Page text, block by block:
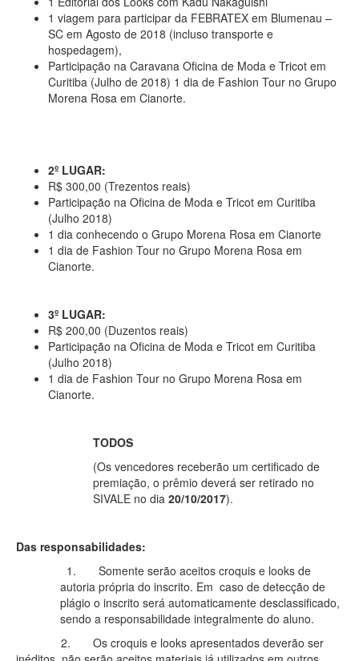
1 viagem para participar da FEBRATEX em Blumenau –
SC em Agosto de 2018 (incluso transporte e
hospedagem),
Participação na Caravana Oficina de Moda e Tricot em
Curitiba (Julho de 2018) 1 dia de Fashion Tour no Grupo
Morena Rosa em Cianorte.
2º LUGAR:
R$ 300,00 (Trezentos reais)
Participação na Oficina de Moda e Tricot em Curitiba
(Julho 2018)
1 dia conhecendo o Grupo Morena Rosa em Cianorte
1 dia de Fashion Tour no Grupo Morena Rosa em
Cianorte.
3º LUGAR:
R$ 200,00 (Duzentos reais)
Participação na Oficina de Moda e Tricot em Curitiba
(Julho 2018)
1 dia de Fashion Tour no Grupo Morena Rosa em
Cianorte.
TODOS
(Os vencedores receberão um certificado de
premiação, o prêmio deverá ser retirado no
SIVALE no dia 20/10/2017).
Das responsabilidades:
1. Somente serão aceitos croquis e looks de
autoria própria do inscrito. Em caso de detecção de
plágio o inscrito será automaticamente desclassificado,
sendo a responsabilidade integralmente do aluno.
2. Os croquis e looks apresentados deverão ser